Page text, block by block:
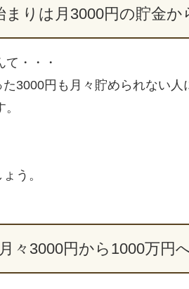
まりは月3000円の貯金か
・・・
3000円も月々貯められない人
う。
月々3000円から1000万円